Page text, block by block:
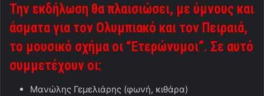
Την εκδήλωση θα πλαισιώσει, με ύμνους και
άσματα για τον Ολυμπιακό και τον Πειραιά,
το μουσικό σχήμα οι “Ετερώνυμοι”. Σε αυτό
συμμετέχουν οι:
Μανώλης Γεμελιάρης (φωνή, κιθάρα)